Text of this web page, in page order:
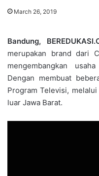
March 26, 2019
Bandung,
merupakan brand dari
mengembangkan
Dengan membuat
Program Televisi,
luar Jawa Barat.